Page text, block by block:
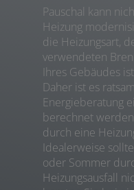
Pauschal kann
Heizung
die Heizungsart,
verwendeten
Ihres Gebäudes
Daher ist es
Energieberatung
berechnet
durch eine
Idealerweise
oder Sommer
Heizungsausfall